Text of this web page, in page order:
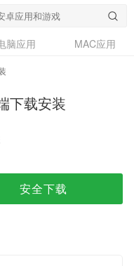
脑应用
MAC应用
设计奖
下载安装
安全下载